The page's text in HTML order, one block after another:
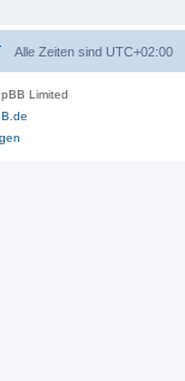
Alle Zeiten sind UTC+02:00
Limited